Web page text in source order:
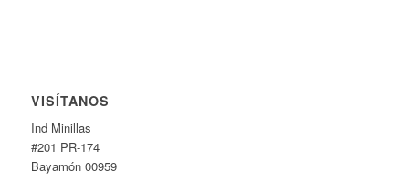
VISÍTANOS
Ind Minillas
#201 PR-174
Bayamón 00959